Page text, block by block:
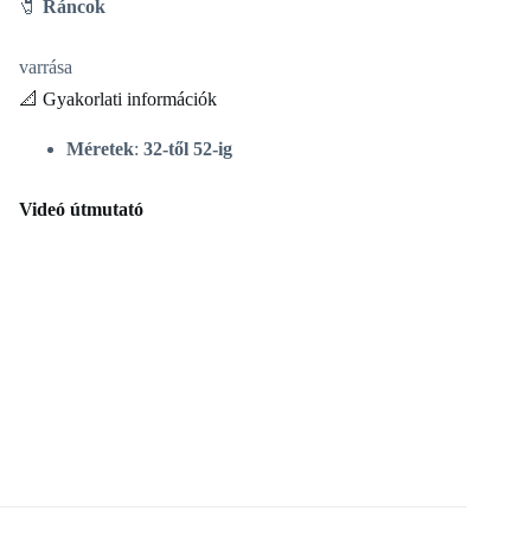
🧷 Ráncok
varrása
📐 Gyakorlati információk
Méretek: 32-től 52-ig
Videó útmutató